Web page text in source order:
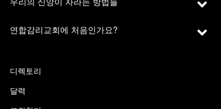
연합감리교회에 처음인가요?
디렉토리
달력